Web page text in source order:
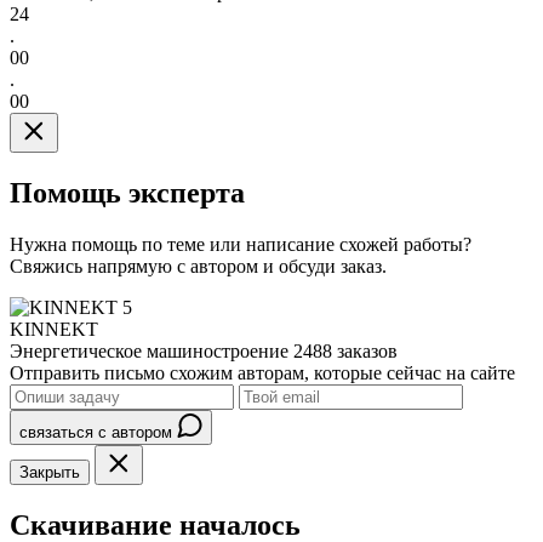
24
.
00
.
00
Помощь эксперта
Нужна помощь по теме или написание схожей работы?
Свяжись напрямую с автором и обсуди заказ.
5
KINNEKT
Энергетическое машиностроение 2488 заказов
Отправить письмо схожим авторам, которые сейчас на сайте
связаться с автором
Закрыть
Скачивание началось